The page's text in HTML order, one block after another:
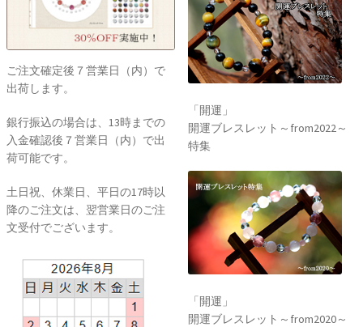
ご注文確定後７営業日（内）で
出荷します。
銀行振込の場合は、13時までの
入金確認後７営業日（内）で出
荷可能です。
土日祝、休業日、平日の17時以
降のご注文は、翌営業日のご注
文受付でございます。
「開運」
開運ブレスレット～from2022～
特集
「開運」
開運ブレスレット～from2020～